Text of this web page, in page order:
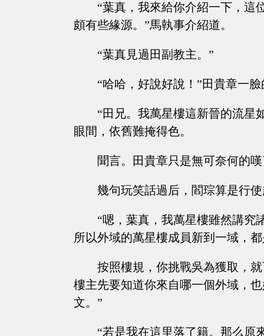
“葉真，我來給你介紹一下，這
頗有些緣源。”馬執事介紹道。
“葉真見過田副教主。”
“哈哈，好說好說！”田貴章一
“田兄。我萬星樓這新晉的流星
眼間，依舊難掩得色。
聞言。田貴章只是無可奈何的
幾句玩笑話過后，閻琮算是行
“嗯，葉真，我萬星樓雖然講究
所以外域的萬星樓成員新到一域，
按照樓規，你挑戰吳為獲取，
樓主先要知道你來自哪一個外域，
文。”
“若是我在這里落了籍。那么原